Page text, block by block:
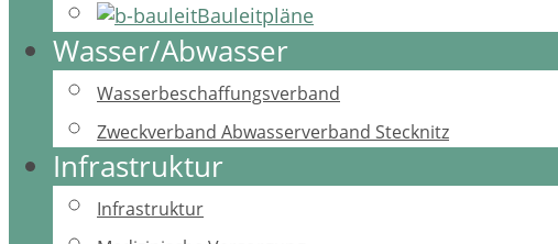
Bauleitpläne
Wasser/Abwasser
Wasserbeschaffungsverband
Zweckverband Abwasserverband Stecknitz
Infrastruktur
Infrastruktur